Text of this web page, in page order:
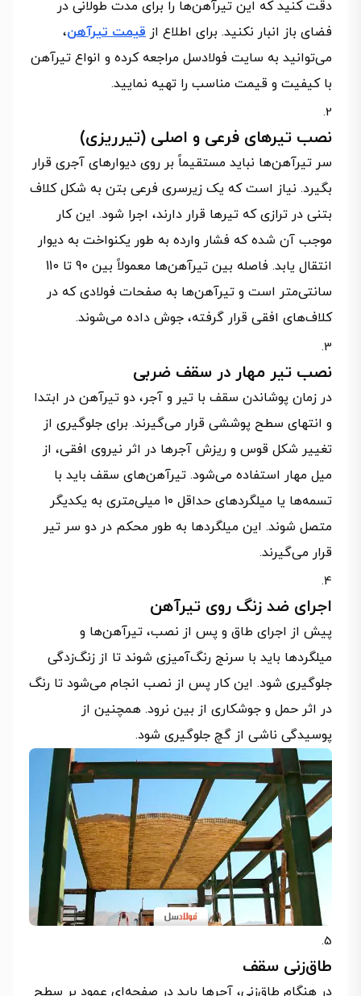
دقت کنید که این تیرآهن‌ها را برای مدت طولانی در
فضای باز انبار نکنید. برای اطلاع از قیمت تیرآهن،
می‌توانید به سایت فولادسل مراجعه کرده و انواع تیرآهن
با کیفیت و قیمت مناسب را تهیه نمایید.
نصب تیرهای فرعی و اصلی (تیرریزی)
سر تیرآهن‌ها نباید مستقیماً بر روی دیوارهای آجری قرار
بگیرد. نیاز است که یک زیرسری فرعی بتن به شکل کلاف
بتنی در ترازی که تیرها قرار دارند، اجرا شود. این کار
موجب آن شده که فشار وارده به طور یکنواخت به دیوار
انتقال یابد. فاصله بین تیرآهن‌ها معمولاً بین 90 تا 110
سانتی‌متر است و تیرآهن‌ها به صفحات فولادی که در
کلاف‌های افقی قرار گرفته، جوش داده می‌شوند.
نصب تیر مهار در سقف ضربی
در زمان پوشاندن سقف با تیر و آجر، دو تیرآهن در ابتدا
و انتهای سطح پوششی قرار می‌گیرند. برای جلوگیری از
تغییر شکل قوس و ریزش آجرها در اثر نیروی افقی، از
میل مهار استفاده می‌شود. تیرآهن‌های سقف باید با
تسمه‌ها یا میلگردهای حداقل ۱۰ میلی‌متری به یکدیگر
متصل شوند. این میلگردها به طور محکم در دو سر تیر
قرار می‌گیرند.
اجرای ضد زنگ روی تیرآهن
پیش از اجرای طاق و پس از نصب، تیرآهن‌ها و
میلگردها باید با سرنج رنگ‌آمیزی شوند تا از زنگ‌زدگی
جلوگیری شود. این کار پس از نصب انجام می‌شود تا رنگ
در اثر حمل و جوشکاری از بین نرود. همچنین از
پوسیدگی ناشی از گچ جلوگیری شود.
طاق‌زنی سقف
در هنگام طاق‌زنی، آجرها باید در صفحه‌ای عمود بر سطح